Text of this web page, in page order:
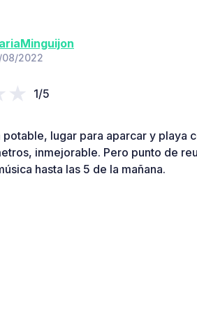
08/2022
1/5
potable, lugar para aparcar y playa
inmejorable. Pero punto de
hasta las 5 de la mañana.